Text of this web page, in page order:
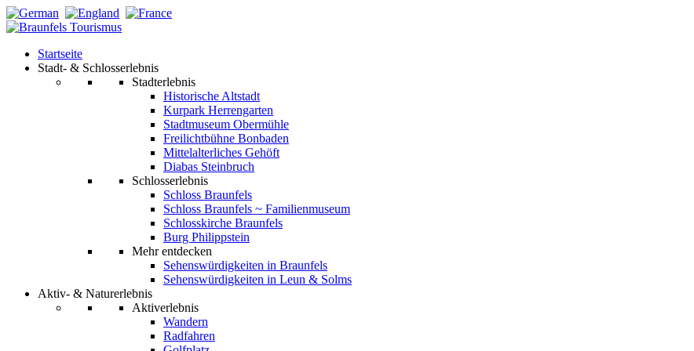
Startseite
Stadt- & Schlosserlebnis
Stadterlebnis
Historische Altstadt
Kurpark Herrengarten
Stadtmuseum Obermühle
Freilichtbühne Bonbaden
Mittelalterliches Gehöft
Diabas Steinbruch
Schlosserlebnis
Schloss Braunfels
Schloss Braunfels ~ Familienmuseum
Schlosskirche Braunfels
Burg Philippstein
Mehr entdecken
Sehenswürdigkeiten in Braunfels
Sehenswürdigkeiten in Leun & Solms
Aktiv- & Naturerlebnis
Aktiverlebnis
Wandern
Radfahren